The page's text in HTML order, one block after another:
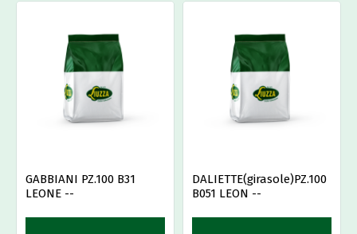
GABBIANI PZ.100 B31
LEONE --
DALIETTE(girasole)PZ.100
B051 LEON --